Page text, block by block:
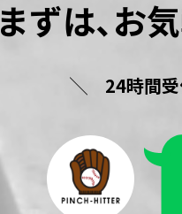
まずは､お
24時間